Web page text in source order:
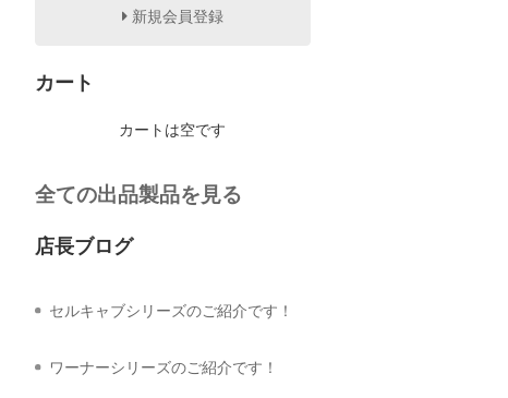
新規会員登録
カート
カートは空です
全ての出品製品を見る
店長ブログ
セルキャブシリーズのご紹介です！
ワーナーシリーズのご紹介です！